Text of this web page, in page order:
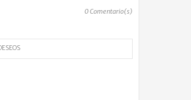
0Comentario(s)